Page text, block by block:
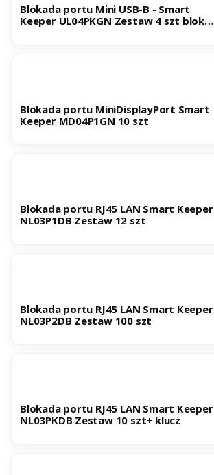
Blokada portu Mini USB-B - Smart
Keeper UL04PKGN Zestaw 4 szt blokad
Blokada portu MiniDisplayPort Smart
Keeper MD04P1GN 10 szt
Blokada portu RJ45 LAN Smart Keeper
NL03P1DB Zestaw 12 szt
Blokada portu RJ45 LAN Smart Keeper
NL03P2DB Zestaw 100 szt
Blokada portu RJ45 LAN Smart Keeper
NL03PKDB Zestaw 10 szt+ klucz